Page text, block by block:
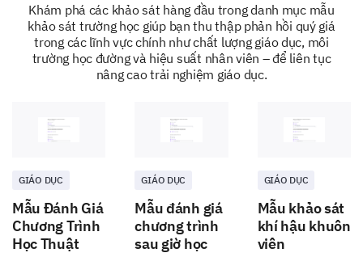
Eating habits and preferences
better.
On an average, how many meals do you eat at
school per week?
Breakfast:
Khám phá các khảo sát hàng đầu trong danh mục mẫu
khảo sát trường học giúp bạn thu thập phản hồi quý giá
trong các lĩnh vực chính như chất lượng giáo dục, môi
trường học đường và hiệu suất nhân viên – để liên tục
nâng cao trải nghiệm giáo dục.
GIÁO DỤC
Mẫu Đánh Giá
Chương Trình
Học Thuật
GIÁO DỤC
Mẫu đánh giá
chương trình
sau giờ học
GIÁO DỤC
Mẫu khảo sát
khí hậu khuôn
viên